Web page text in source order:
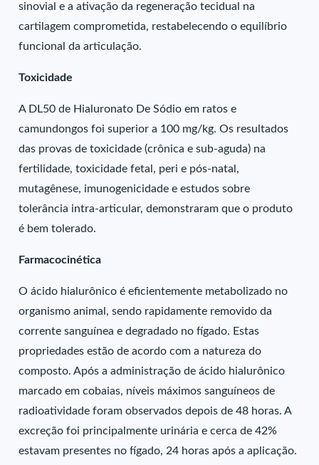
sinovial e a ativação da regeneração tecidual na
cartilagem comprometida, restabelecendo o equilíbrio
funcional da articulação.
Toxicidade
A DL50 de Hialuronato De Sódio em ratos e
camundongos foi superior a 100 mg/kg. Os resultados
das provas de toxicidade (crônica e sub-aguda) na
fertilidade, toxicidade fetal, peri e pós-natal,
mutagênese, imunogenicidade e estudos sobre
tolerância intra-articular, demonstraram que o produto
é bem tolerado.
Farmacocinética
O ácido hialurônico é eficientemente metabolizado no
organismo animal, sendo rapidamente removido da
corrente sanguínea e degradado no fígado. Estas
propriedades estão de acordo com a natureza do
composto. Após a administração de ácido hialurônico
marcado em cobaias, níveis máximos sanguíneos de
radioatividade foram observados depois de 48 horas. A
excreção foi principalmente urinária e cerca de 42%
estavam presentes no fígado, 24 horas após a aplicação.